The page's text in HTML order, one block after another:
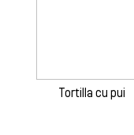
Tortilla cu pui